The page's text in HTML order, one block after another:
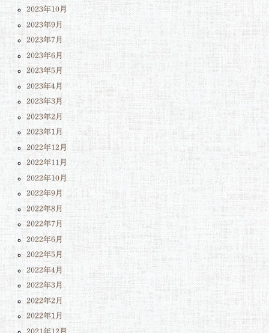
2023年10月
2023年9月
2023年7月
2023年6月
2023年5月
2023年4月
2023年3月
2023年2月
2023年1月
2022年12月
2022年11月
2022年10月
2022年9月
2022年8月
2022年7月
2022年6月
2022年5月
2022年4月
2022年3月
2022年2月
2022年1月
2021年12月